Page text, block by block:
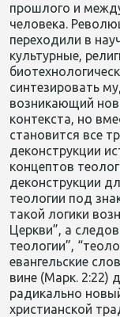
прошлого и
человека.
переходили в
культурные,
синтезировать
возникающий
контекста, но
становится все
деконструкции
концептов
деконструкции
теологии под
такой логики
Церкви”, а
теологии”,
евангельские
вине (Марк. 2:22)
радикально
христианской